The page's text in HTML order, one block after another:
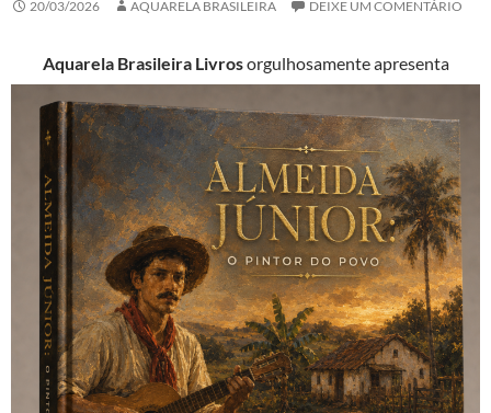
20/03/2026 AQUARELA BRASILEIRA DEIXE UM COMENTÁRIO
Aquarela Brasileira Livrosorgulhosamente apresenta